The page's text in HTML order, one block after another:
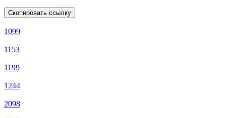
Скопировать ссылку
1099
1153
1199
1244
2098